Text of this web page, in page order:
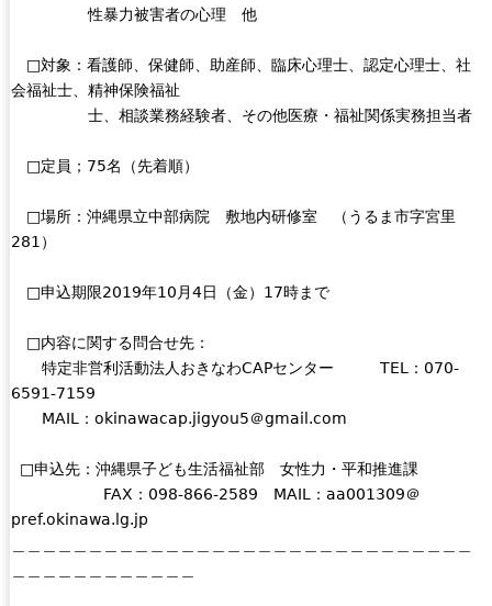
性暴力被害者の心理 他
□対象：看護師、保健師、助産師、臨床心理士、認定心理士、社
会福祉士、精神保険福祉
士、相談業務経験者、その他医療・福祉関係実務担当者
□定員；75名（先着順）
□場所：沖縄県立中部病院 敷地内研修室 （うるま市字宮里
281）
□申込期限2019年10月4日（金）17時まで
□内容に関する問合せ先：
特定非営利活動法人おきなわCAPセンター TEL：070-
6591-7159
MAIL：okinawacap.jigyou5＠gmail.com
□申込先：沖縄県子ども生活福祉部 女性力・平和推進課
FAX：098-866-2589 MAIL：aa001309＠
pref.okinawa.lg.jp